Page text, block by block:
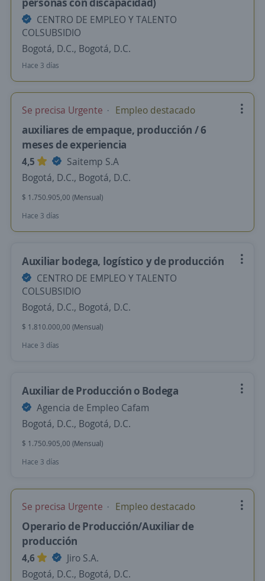
CENTRO DE EMPLEO Y TALENTO
COLSUBSIDIO
Bogotá, D.C., Bogotá, D.C.
Hace 3 días
Se precisa Urgente Empleo destacado
auxiliares de empaque, producción / 6
meses de experiencia
4,5
Saitemp S.A
Bogotá, D.C., Bogotá, D.C.
$ 1.750.905,00 (Mensual)
Hace 3 días
Auxiliar bodega, logístico y de producción
CENTRO DE EMPLEO Y TALENTO
COLSUBSIDIO
Bogotá, D.C., Bogotá, D.C.
$ 1.810.000,00 (Mensual)
Hace 3 días
Auxiliar de Producción o Bodega
Agencia de Empleo Cafam
Bogotá, D.C., Bogotá, D.C.
$ 1.750.905,00 (Mensual)
Hace 3 días
Se precisa Urgente Empleo destacado
Operario de Producción/Auxiliar de
producción
4,6
Jiro S.A.
Bogotá, D.C., Bogotá, D.C.